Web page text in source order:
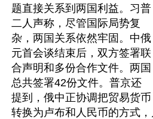
题直接关系到两国利益。习普
二人声称，尽管国际局势复
杂，两国关系依然牢固。中俄
元首会谈结束后，双方签署联
合声明和多份合作文件。两国
总共签署42份文件。普京还
提到，俄中正协调把贸易货币
转换为卢布和人民币的方式